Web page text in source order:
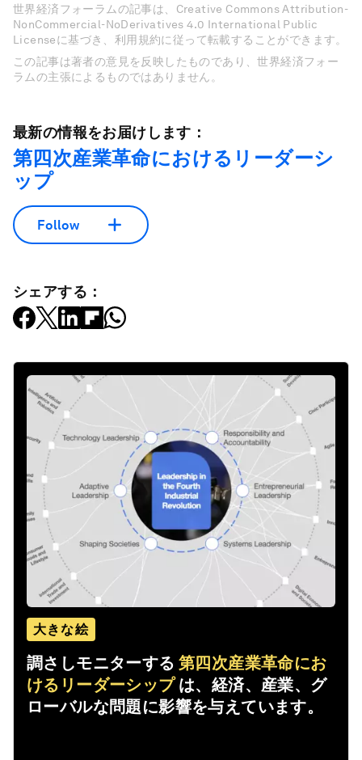
世界経済フォーラムの記事は、Creative Commons Attribution-
NonCommercial-NoDerivatives 4.0 International Public
Licenseに基づき、利用規約に従って転載することができます。
この記事は著者の意見を反映したものであり、世界経済フォー
ラムの主張によるものではありません。
最新の情報をお届けします：
第四次産業革命におけるリーダーシ
ップ
Follow
シェアする：
大きな絵
調さしモニターする 第四次産業革命にお
けるリーダーシップ は、経済、産業、グ
ローバルな問題に影響を与えています。